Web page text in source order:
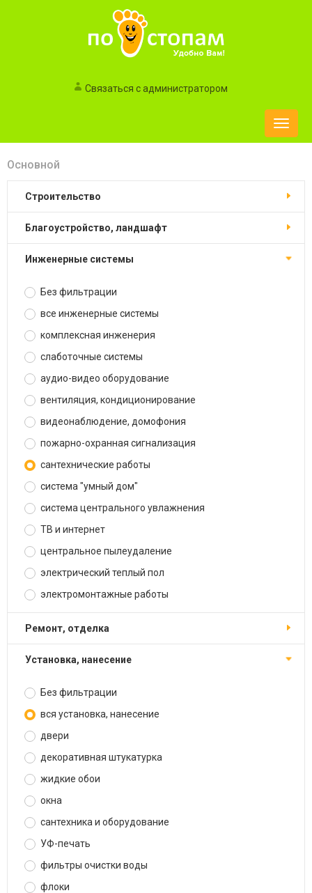
Связаться с администратором
Toggle
Основной
строительство
благоустройство, ландшафт
инженерные системы
Без фильтрации
все инженерные системы
комплексная инженерия
слаботочные системы
аудио-видео оборудование
вентиляция, кондиционирование
видеонаблюдение, домофония
пожарно-охранная сигнализация
сантехнические работы
система "умный дом"
система центрального увлажнения
ТВ и интернет
центральное пылеудаление
электрический теплый пол
электромонтажные работы
ремонт, отделка
установка, нанесение
Без фильтрации
вся установка, нанесение
двери
декоративная штукатурка
жидкие обои
окна
сантехника и оборудование
УФ-печать
фильтры очистки воды
флоки